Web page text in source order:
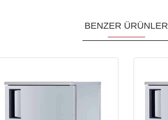
BENZER ÜRÜNLER